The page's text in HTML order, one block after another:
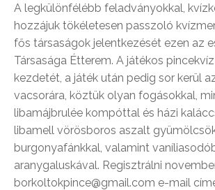
A legkülönfélébb feladványokkal,
hozzájuk tökéletesen passzoló
fős társaságok jelentkezését ezen az
Társasága Étterem. A játékos
kezdetét, a játék után pedig sor kerül
vacsorára, köztük olyan fogásokkal,
libamájbrulée kompóttal és házi
libamell vörösboros aszalt
burgonyafánkkal, valamint
aranygaluskával. Regisztrálni
borkoltokpince@gmail.com e-mail